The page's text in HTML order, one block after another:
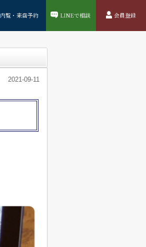
内覧・来店予約 LINEで相談 会員登録
2021-09-11